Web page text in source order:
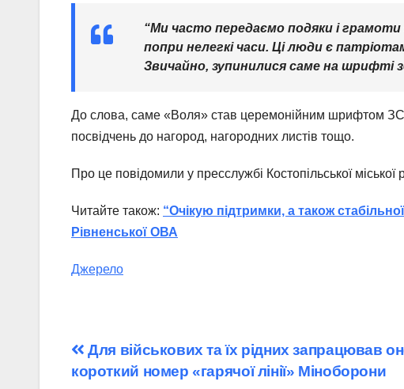
“Ми часто передаємо подяки і
попри нелегкі часи. Ці люди є
Звичайно, зупинилися саме на шрифті
До слова, саме «Воля» став церемонійним шрифтом
посвідчень до нагород, нагородних листів тощо.
Про це повідомили у пресслужбі Костопільської міської
Читайте також: “Очікую підтримки, а також
Рівненської ОВА
Джерело
Навігація
Для військових та їх рідних запрацював
короткий номер «гарячої лінії» Міноборони